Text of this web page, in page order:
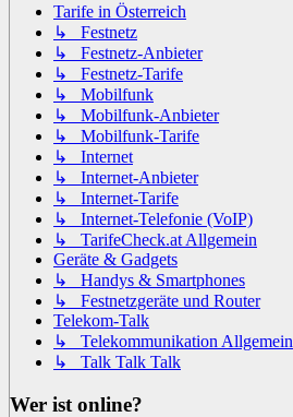
Tarife in Österreich
↳ Festnetz
↳ Festnetz-Anbieter
↳ Festnetz-Tarife
↳ Mobilfunk
↳ Mobilfunk-Anbieter
↳ Mobilfunk-Tarife
↳ Internet
↳ Internet-Anbieter
↳ Internet-Tarife
↳ Internet-Telefonie (VoIP)
↳ TarifeCheck.at Allgemein
Geräte & Gadgets
↳ Handys & Smartphones
↳ Festnetzgeräte und Router
Telekom-Talk
↳ Telekommunikation Allgemein
↳ Talk Talk Talk
Wer ist online?